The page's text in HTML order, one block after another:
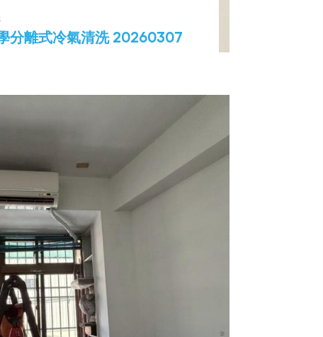
分離式冷氣清洗 20260307